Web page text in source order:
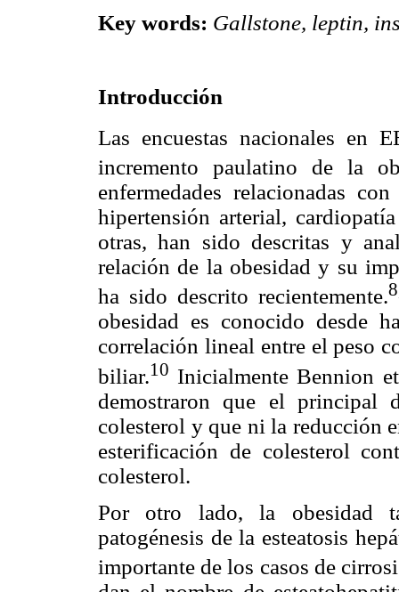
Key words: Gallstone, leptin,
Introducción
Las encuestas nacionales en
incremento paulatino de la
enfermedades relacionadas
hipertensión arterial,
otras, han sido descritas y
relación de la obesidad y su
ha sido descrito recientemente.
obesidad es conocido desde
correlación lineal entre el peso
biliar.10 Inicialmente Bennion
demostraron que el principal
colesterol y que ni la reducción
esterificación de colesterol
colesterol.
Por otro lado, la obesidad
patogénesis de la esteatosis
importante de los casos de